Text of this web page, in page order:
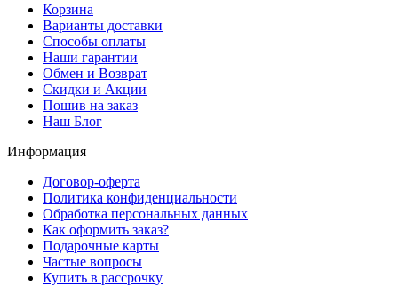
Корзина
Варианты доставки
Способы оплаты
Наши гарантии
Обмен и Возврат
Скидки и Акции
Пошив на заказ
Наш Блог
Информация
Договор-оферта
Политика конфиденциальности
Обработка персональных данных
Как оформить заказ?
Подарочные карты
Частые вопросы
Купить в рассрочку